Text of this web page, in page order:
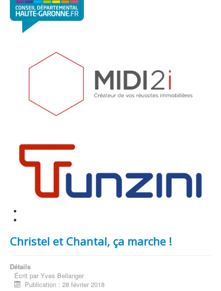
Christel et Chantal, ça marche !
Détails
Écrit par Yves Bellanger
Publication : 28 février 2018